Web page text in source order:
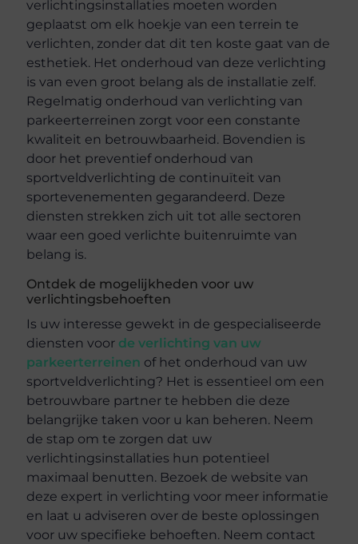
verlichtingsinstallaties moeten worden
geplaatst om elk hoekje van een terrein te
verlichten, zonder dat dit ten koste gaat van de
esthetiek. Het onderhoud van deze verlichting
is van even groot belang als de installatie zelf.
Regelmatig onderhoud van verlichting van
parkeerterreinen zorgt voor een constante
kwaliteit en betrouwbaarheid. Bovendien is
door het preventief onderhoud van
sportveldverlichting de continuïteit van
sportevenementen gegarandeerd. Deze
diensten strekken zich uit tot alle sectoren
waar een goed verlichte buitenruimte van
belang is.
Ontdek de mogelijkheden voor uw
verlichtingsbehoeften
Is uw interesse gewekt in de gespecialiseerde
diensten voor de verlichting van uw
parkeerterreinen of het onderhoud van uw
sportveldverlichting? Het is essentieel om een
betrouwbare partner te hebben die deze
belangrijke taken voor u kan beheren. Neem
de stap om te zorgen dat uw
verlichtingsinstallaties hun potentieel
maximaal benutten. Bezoek de website van
deze expert in verlichting voor meer informatie
en laat u adviseren over de beste oplossingen
voor uw specifieke behoeften. Neem contact